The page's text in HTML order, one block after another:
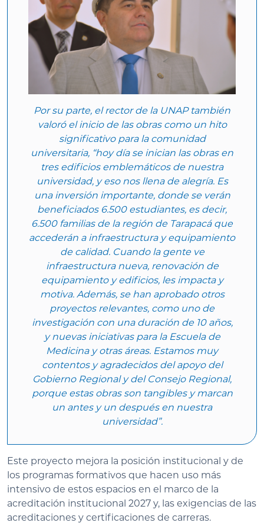
Por su parte, el rector de la UNAP también
valoró el inicio de las obras como un hito
significativo para la comunidad
universitaria, “hoy día se inician las obras en
tres edificios emblemáticos de nuestra
universidad, y eso nos llena de alegría. Es
una inversión importante, donde se verán
beneficiados 6.500 estudiantes, es decir,
6.500 familias de la región de Tarapacá que
accederán a infraestructura y equipamiento
de calidad. Cuando la gente ve
infraestructura nueva, renovación de
equipamiento y edificios, les impacta y
motiva. Además, se han aprobado otros
proyectos relevantes, como uno de
investigación con una duración de 10 años,
y nuevas iniciativas para la Escuela de
Medicina y otras áreas. Estamos muy
contentos y agradecidos del apoyo del
Gobierno Regional y del Consejo Regional,
porque estas obras son tangibles y marcan
un antes y un después en nuestra
universidad”.
Este proyecto mejora la posición institucional y de
los programas formativos que hacen uso más
intensivo de estos espacios en el marco de la
acreditación institucional 2027 y, las exigencias de las
acreditaciones y certificaciones de carreras.